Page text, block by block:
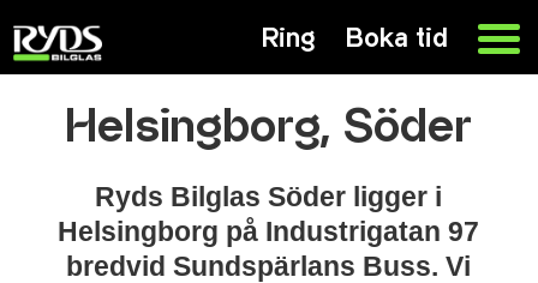
Ring Boka tid
Helsingborg, Söder
Ryds Bilglas Söder ligger i
Helsingborg på Industrigatan 97
bredvid Sundspärlans Buss. Vi